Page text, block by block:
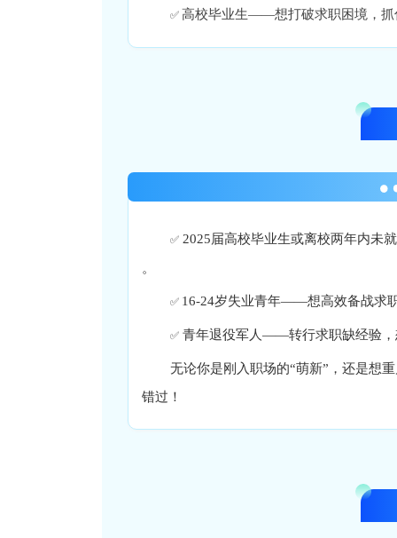
✅ 高校毕业生——想打破求职困境，抓
✅2025届高校毕业生或离校两年内未
。
✅ 16-24岁失业青年——想高效备战求
✅青年退役军人——转行求职缺经验，
无论你是刚入职场的“萌新”，还是想
错过！